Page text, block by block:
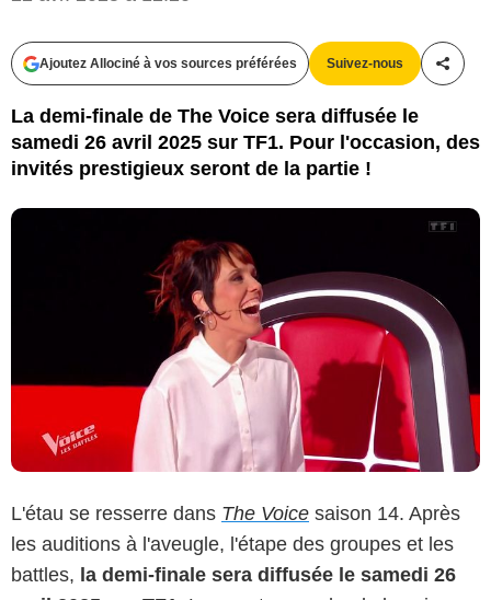
Ajoutez Allociné à vos sources préférées Suivez-nous
La demi-finale de The Voice sera diffusée le
samedi 26 avril 2025 sur TF1. Pour l'occasion, des
invités prestigieux seront de la partie !
L'étau se resserre dans The Voice saison 14. Après
les auditions à l'aveugle, l'étape des groupes et les
battles, la demi-finale sera diffusée le samedi 26